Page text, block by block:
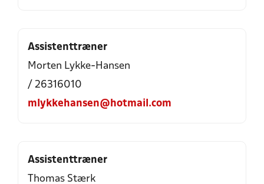
Assistenttræner
Morten Lykke-Hansen
/ 26316010
mlykkehansen@hotmail.com
Assistenttræner
Thomas Stærk